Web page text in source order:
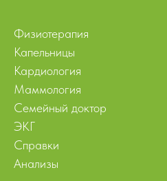
Физиотерапия
Капельницы
Кардиология
Маммология
Семейный доктор
ЭКГ
Справки
Анализы